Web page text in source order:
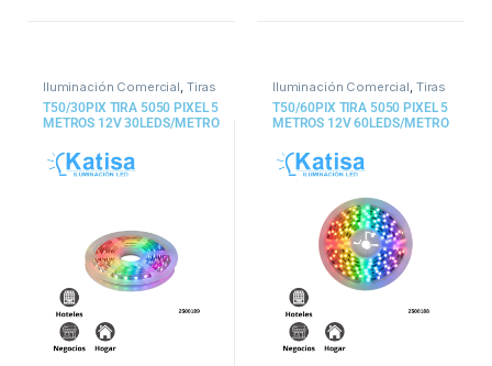
Iluminación Comercial, Tiras
y Mangueras
T50/30PIX TIRA 5050 PIXEL 5
METROS 12V 30LEDS/METRO
Iluminación Comercial, Tiras
y Mangueras
T50/60PIX TIRA 5050 PIXEL 5
METROS 12V 60LEDS/METRO